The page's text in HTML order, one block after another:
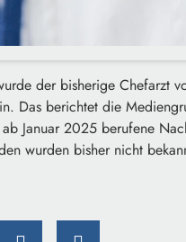
der bisherige Chefarzt
Das berichtet die
Januar 2025 berufene
wurden bisher nicht